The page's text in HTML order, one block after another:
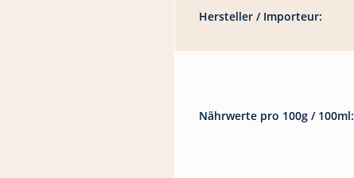
Hersteller / Importeur:
Nährwerte pro 100g / 100ml: